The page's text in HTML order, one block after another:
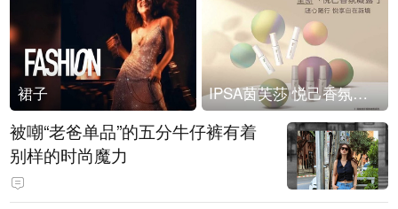
裙子 IPSA茵芙莎 悦己香氛凝露上市
被嘲“老爸单品”的五分牛仔裤有着
别样的时尚魔力